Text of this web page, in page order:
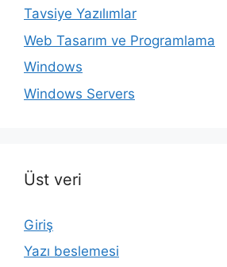
Tavsiye Yazılımlar
Web Tasarım ve Programlama
Windows
Windows Servers
Üst veri
Giriş
Yazı beslemesi